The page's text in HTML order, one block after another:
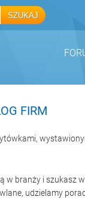
FIRM
w branży i szukasz
udzielamy